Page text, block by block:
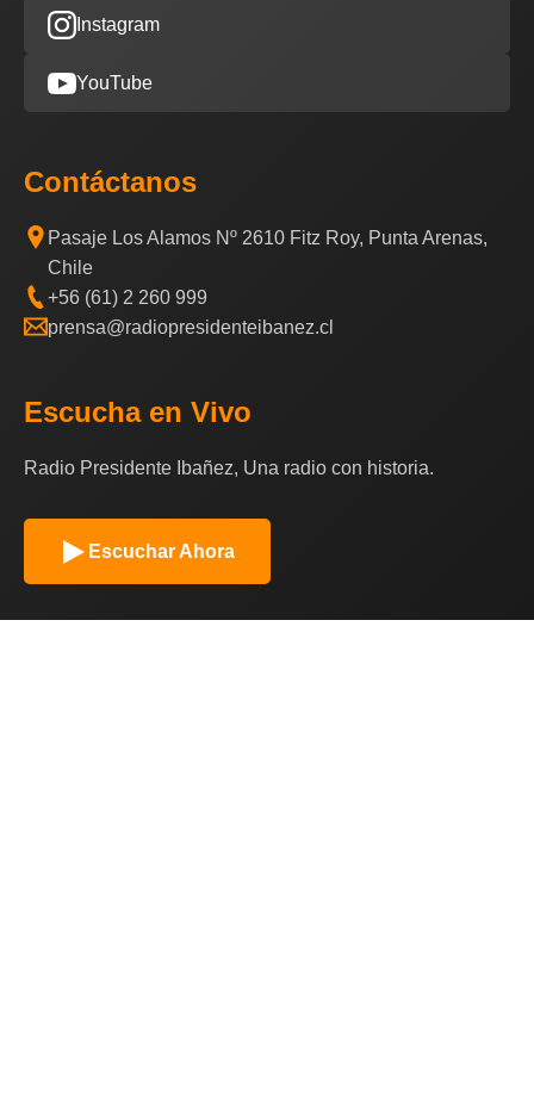
Instagram
YouTube
Contáctanos
Pasaje Los Alamos Nº 2610 Fitz Roy, Punta Arenas,
Chile
+56 (61) 2 260 999
prensa@radiopresidenteibanez.cl
Escucha en Vivo
Radio Presidente Ibañez, Una radio con historia.
Escuchar Ahora